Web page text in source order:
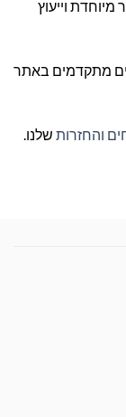
וייעוץ
מתקדמים באתר
והחזרות שלנו.